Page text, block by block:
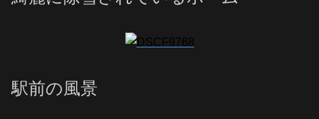
駅前の風景